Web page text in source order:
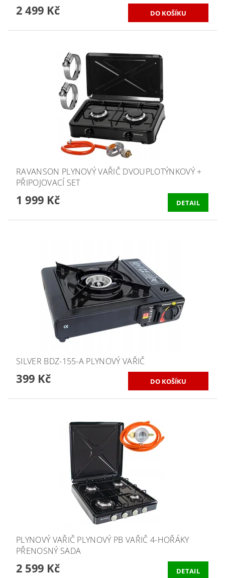
2 499 Kč
RAVANSON PLYNOVÝ VAŘIČ DVOUPLOTÝNKOVÝ +
PŘIPOJOVACÍ SET
1 999 Kč DETAIL
SILVER BDZ-155-A PLYNOVÝ VAŘIČ
399 Kč
PLYNOVÝ VAŘIČ PLYNOVÝ PB VAŘIČ 4-HOŘÁKY
PŘENOSNÝ SADA
2 599 Kč DETAIL